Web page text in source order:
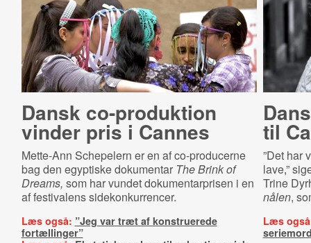
Dansk co-produktion
vinder pris i Cannes
Mette-Ann Schepelern er en af co-producerne
bag den egyptiske dokumentar The Brink of
Dreams, som har vundet dokumentarprisen i en
af festivalens sidekonkurrencer.
Læs også: ”Jeg var træt af konstruerede
fortællinger”
til
”Det har
lave,”
Trine
nålen,
Læs